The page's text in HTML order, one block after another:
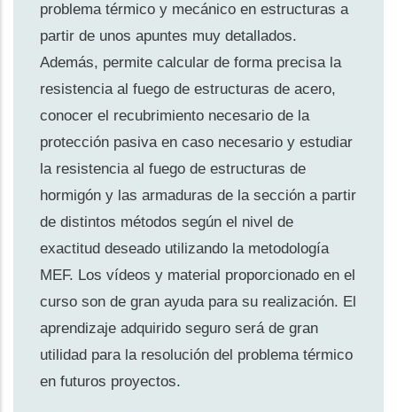
problema térmico y mecánico en estructuras a
partir de unos apuntes muy detallados.
Además, permite calcular de forma precisa la
resistencia al fuego de estructuras de acero,
conocer el recubrimiento necesario de la
protección pasiva en caso necesario y estudiar
la resistencia al fuego de estructuras de
hormigón y las armaduras de la sección a partir
de distintos métodos según el nivel de
exactitud deseado utilizando la metodología
MEF. Los vídeos y material proporcionado en el
curso son de gran ayuda para su realización. El
aprendizaje adquirido seguro será de gran
utilidad para la resolución del problema térmico
en futuros proyectos.